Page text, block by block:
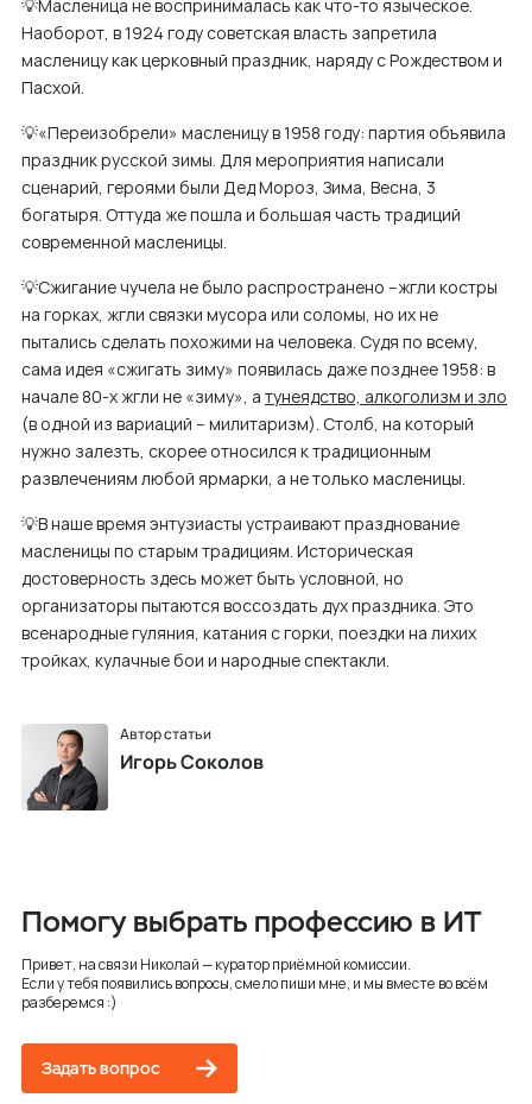
💡Масленица не воспринималась как что-то языческое.
Наоборот, в 1924 году советская власть запретила
масленицу как церковный праздник, наряду с Рождеством и
Пасхой.
💡«Переизобрели» масленицу в 1958 году: партия объявила
праздник русской зимы. Для мероприятия написали
сценарий, героями были Дед Мороз, Зима, Весна, 3
богатыря. Оттуда же пошла и большая часть традиций
современной масленицы.
💡Сжигание чучела не было распространено –жгли костры
на горках, жгли связки мусора или соломы, но их не
пытались сделать похожими на человека. Судя по всему,
сама идея «сжигать зиму» появилась даже позднее 1958: в
начале 80-х жгли не «зиму», а тунеядство, алкоголизм и зло
(в одной из вариаций – милитаризм). Столб, на который
нужно залезть, скорее относился к традиционным
развлечениям любой ярмарки, а не только масленицы.
💡В наше время энтузиасты устраивают празднование
масленицы по старым традициям. Историческая
достоверность здесь может быть условной, но
организаторы пытаются воссоздать дух праздника. Это
всенародные гуляния, катания с горки, поездки на лихих
тройках, кулачные бои и народные спектакли.
Автор статьи
Игорь Соколов
Помогу выбрать профессию в ИТ
Привет, на связи Николай — куратор приёмной комиссии.
Если у тебя появились вопросы, смело пиши мне, и мы вместе во всём
разберемся :)
Задать вопрос